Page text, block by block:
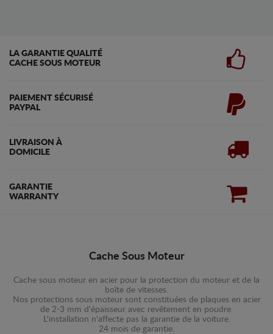
LA GARANTIE QUALITÉ
CACHE SOUS MOTEUR
PAIEMENT SÉCURISÉ
PAYPAL
LIVRAISON À
DOMICILE
GARANTIE
WARRANTY
Cache Sous Moteur
Cache sous moteur en acier pour la protection du moteur et de la
boîte de vitesses.
Nos protections sous moteur sont constituées de plaques en acier
de 2-3 mm d'épaisseur avec revêtement en poudre.
L'installation n'affecte pas la garantie de la voiture.
24 mois de garantie.